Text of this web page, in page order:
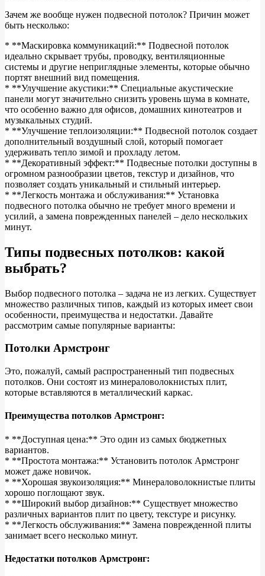
Зачем же вообще нужен подвесной потолок? Причин может
быть несколько:
* **Маскировка коммуникаций:** Подвесной потолок
идеально скрывает трубы, проводку, вентиляционные
системы и другие неприглядные элементы, которые обычно
портят внешний вид помещения.
* **Улучшение акустики:** Специальные акустические
панели могут значительно снизить уровень шума в комнате,
что особенно важно для офисов, домашних кинотеатров и
музыкальных студий.
* **Улучшение теплоизоляции:** Подвесной потолок создает
дополнительный воздушный слой, который помогает
удерживать тепло зимой и прохладу летом.
* **Декоративный эффект:** Подвесные потолки доступны в
огромном разнообразии цветов, текстур и дизайнов, что
позволяет создать уникальный и стильный интерьер.
* **Легкость монтажа и обслуживания:** Установка
подвесного потолка обычно не требует много времени и
усилий, а замена поврежденных панелей – дело нескольких
минут.
Типы подвесных потолков: какой
выбрать?
Выбор подвесного потолка – задача не из легких. Существует
множество различных типов, каждый из которых имеет свои
особенности, преимущества и недостатки. Давайте
рассмотрим самые популярные варианты:
Потолки Армстронг
Это, пожалуй, самый распространенный тип подвесных
потолков. Они состоят из минераловолокнистых плит,
которые вставляются в металлический каркас.
Преимущества потолков Армстронг:
* **Доступная цена:** Это один из самых бюджетных
вариантов.
* **Простота монтажа:** Установить потолок Армстронг
может даже новичок.
* **Хорошая звукоизоляция:** Минераловолокнистые плиты
хорошо поглощают звук.
* **Широкий выбор дизайнов:** Существует множество
различных вариантов плит по цвету, текстуре и рисунку.
* **Легкость обслуживания:** Замена поврежденной плиты
занимает всего несколько минут.
Недостатки потолков Армстронг: